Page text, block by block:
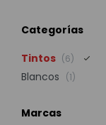
Categorías
Tintos (6)
Blancos (1)
Marcas